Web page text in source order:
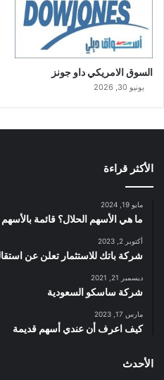
السوق الامريكي داو جونز
يونيو 30, 2026
الأكثر قراءة
مايو 19, 2024
ما هي الأسهم الحلال؟ قائمة بالأسهم
أكتوبر 2, 2023
شركة باتك للاستثمار تعلن عن
ديسمبر 21, 2021
شركة ساسكو السعودية
مارس 17, 2023
كيف اعرف أن عندي أسهم قديمة
الأحدث